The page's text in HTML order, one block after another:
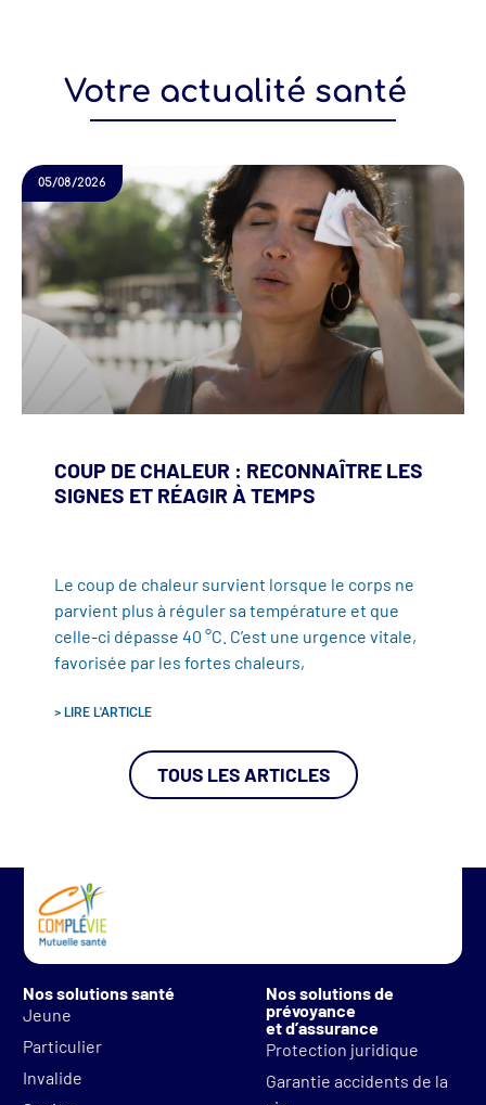
Votre actualité santé
COUP DE CHALEUR : RECONNAÎTRE LES
SIGNES ET RÉAGIR À TEMPS
Le coup de chaleur survient lorsque le corps ne
parvient plus à réguler sa température et que
celle-ci dépasse 40 °C. C’est une urgence vitale,
favorisée par les fortes chaleurs,
> LIRE L'ARTICLE
05/08/2026
TOUS LES ARTICLES
Nos solutions santé
Jeune
Particulier
Invalide
Nos solutions de
prévoyance
et d’assurance
Protection juridique
Garantie accidents de la